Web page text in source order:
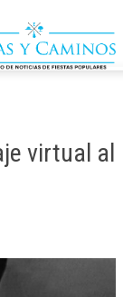
virtual al